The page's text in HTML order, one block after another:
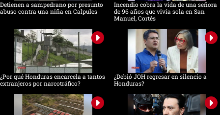
Detienen a sampedrano por presunto
abuso contra una niña en Calpules
Incendio cobra la vida de una señora
de 96 años que vivía sola en San
Manuel, Cortés
¿Por qué Honduras encarcela a tantos
extranjeros por narcotráfico?
¿Debió JOH regresar en silencio a
Honduras?